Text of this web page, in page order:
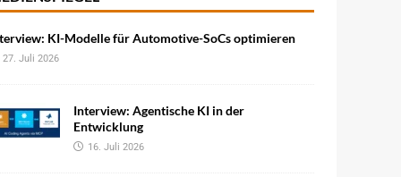
KI-Modelle für Automotive-SoCs optimieren
27. Juli 2026
Interview: Agentische KI in der
Entwicklung
16. Juli 2026